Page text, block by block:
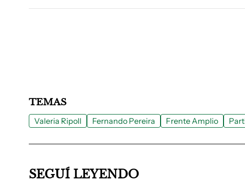
TEMAS
Valeria Ripoll Fernando Pereira Frente Amplio
SEGUÍ LEYENDO